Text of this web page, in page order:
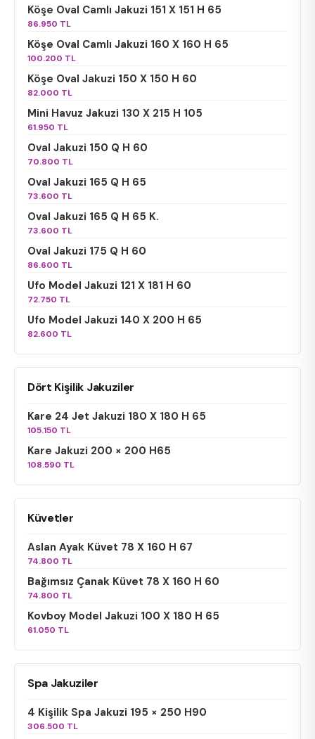
Köşe Oval Camlı Jakuzi 151 X 151 H 65
86.950 TL
Köşe Oval Camlı Jakuzi 160 X 160 H 65
100.200 TL
Köşe Oval Jakuzi 150 X 150 H 60
82.000 TL
Mini Havuz Jakuzi 130 X 215 H 105
61.950 TL
Oval Jakuzi 150 Q H 60
70.800 TL
Oval Jakuzi 165 Q H 65
73.600 TL
Oval Jakuzi 165 Q H 65 K.
73.600 TL
Oval Jakuzi 175 Q H 60
86.600 TL
Ufo Model Jakuzi 121 X 181 H 60
72.750 TL
Ufo Model Jakuzi 140 X 200 H 65
82.600 TL
Dört Kişilik Jakuziler
Kare 24 Jet Jakuzi 180 X 180 H 65
105.150 TL
Kare Jakuzi 200 × 200 H65
108.590 TL
Küvetler
Aslan Ayak Küvet 78 X 160 H 67
74.800 TL
Bağımsız Çanak Küvet 78 X 160 H 60
74.800 TL
Kovboy Model Jakuzi 100 X 180 H 65
61.050 TL
Spa Jakuziler
4 Kişilik Spa Jakuzi 195 × 250 H90
306.500 TL